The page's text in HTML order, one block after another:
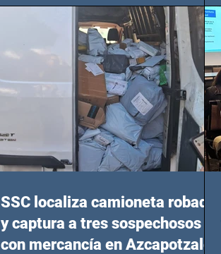
en epicentros bélicos.
SSC localiza camioneta robada
y captura a tres sospechosos
con mercancía en Azcapotzalco